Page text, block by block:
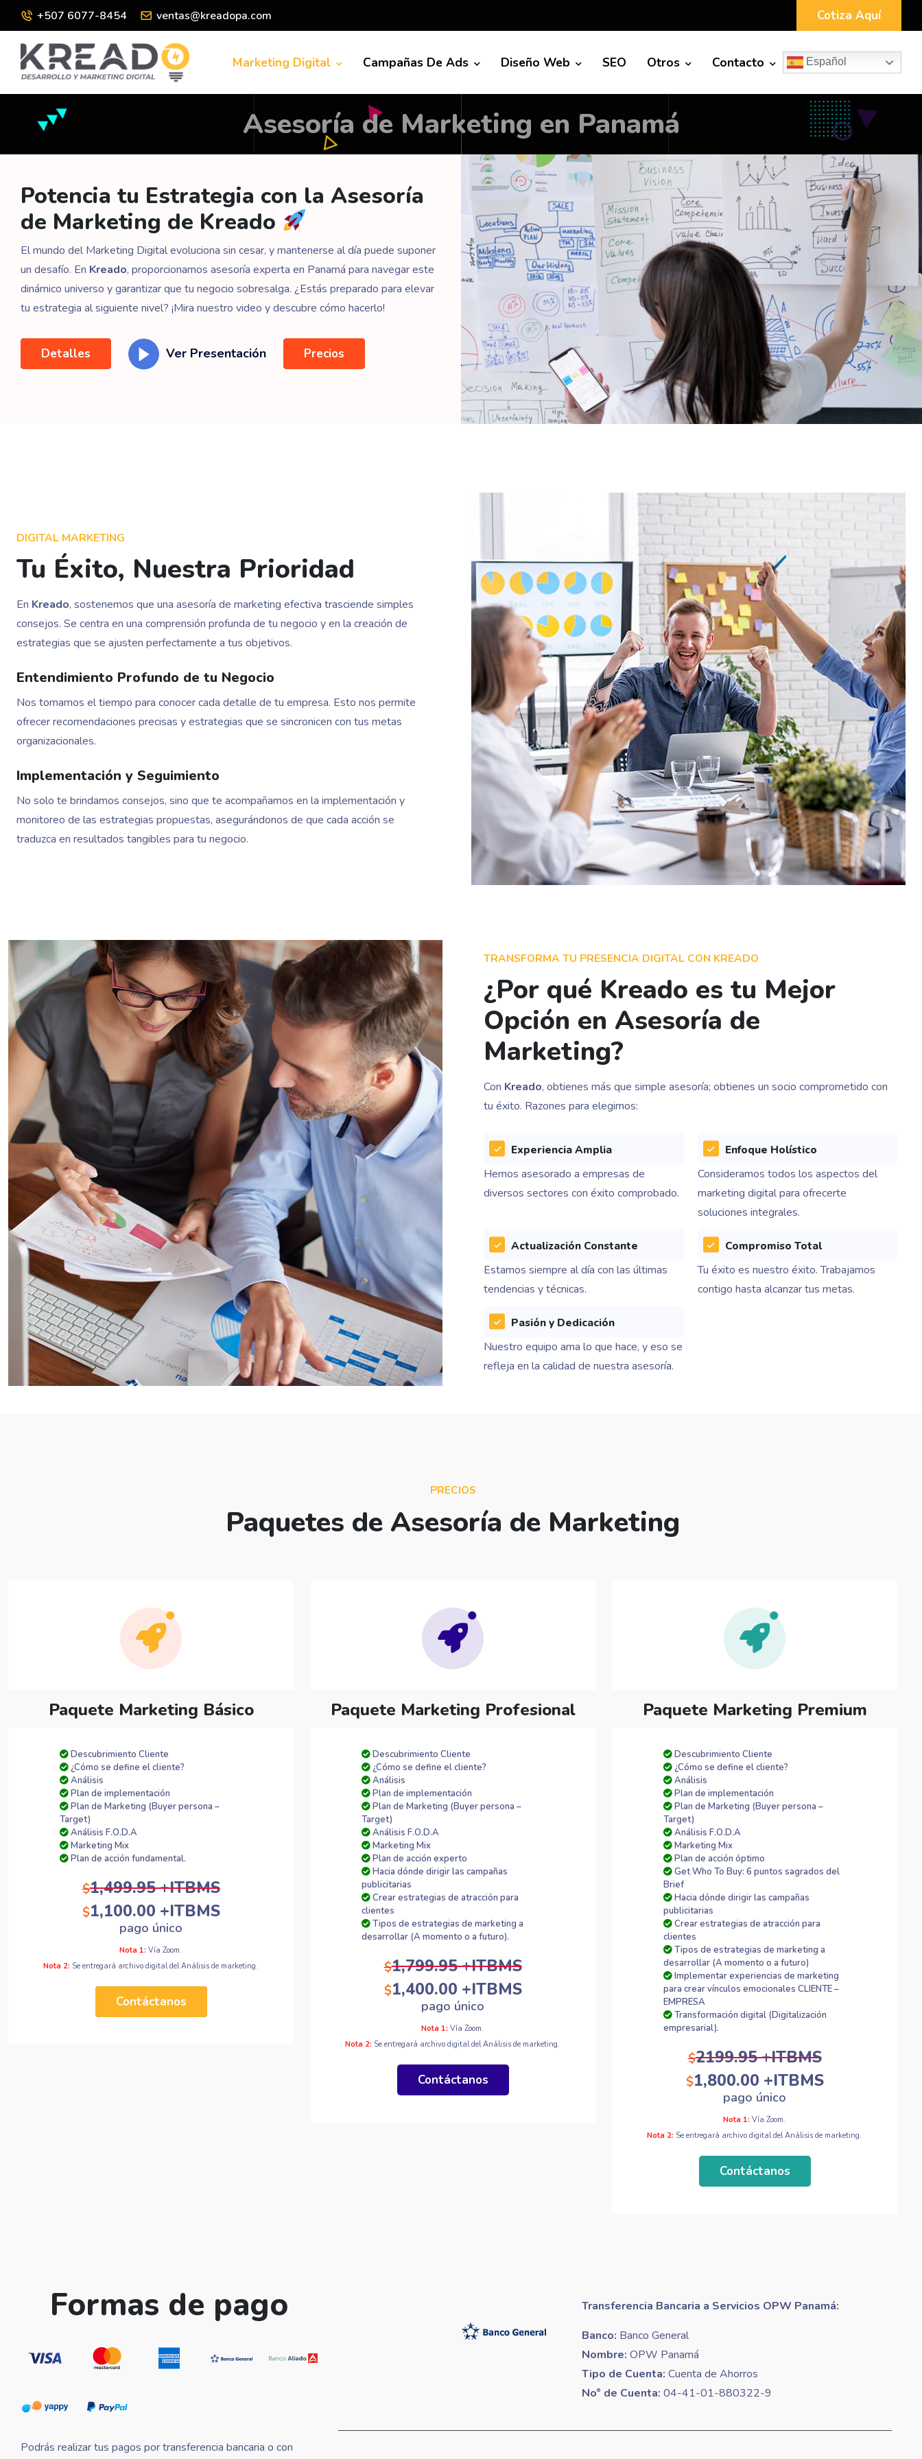
+507 6077-8454 ventas@kreadopa.com Cotiza Aquí
Marketing Digital Campañas De Ads Diseño Web SEO Otros Contacto Español
Asesoría de Marketing en Panamá
Potencia tu Estrategia con la Asesoría
de Marketing de Kreado
El mundo del Marketing Digital evoluciona sin cesar, y mantenerse al día puede suponer
un desafío. En Kreado, proporcionamos asesoría experta en Panamá para navegar este
dinámico universo y garantizar que tu negocio sobresalga. ¿Estás preparado para elevar
tu estrategia al siguiente nivel? ¡Mira nuestro video y descubre cómo hacerlo!
Detalles Ver Presentación Precios
DIGITAL MARKETING
Tu Éxito, Nuestra Prioridad
En Kreado, sostenemos que una asesoría de marketing efectiva trasciende simples
consejos. Se centra en una comprensión profunda de tu negocio y en la creación de
estrategias que se ajusten perfectamente a tus objetivos.
Entendimiento Profundo de tu Negocio
Nos tomamos el tiempo para conocer cada detalle de tu empresa. Esto nos permite
ofrecer recomendaciones precisas y estrategias que se sincronicen con tus metas
organizacionales.
Implementación y Seguimiento
No solo te brindamos consejos, sino que te acompañamos en la implementación y
monitoreo de las estrategias propuestas, asegurándonos de que cada acción se
traduzca en resultados tangibles para tu negocio.
TRANSFORMA TU PRESENCIA DIGITAL CON KREADO
¿Por qué Kreado es tu Mejor
Opción en Asesoría de
Marketing?
Con Kreado, obtienes más que simple asesoría; obtienes un socio comprometido con
tu éxito. Razones para elegirnos:
Experiencia Amplia
Hemos asesorado a empresas de
diversos sectores con éxito comprobado.
Enfoque Holístico
Consideramos todos los aspectos del
marketing digital para ofrecerte
soluciones integrales.
Actualización Constante
Estamos siempre al día con las últimas
tendencias y técnicas.
Compromiso Total
Tu éxito es nuestro éxito. Trabajamos
contigo hasta alcanzar tus metas.
Pasión y Dedicación
Nuestro equipo ama lo que hace, y eso se
refleja en la calidad de nuestra asesoría.
PRECIOS
Paquetes de Asesoría de Marketing
Paquete Marketing Básico
Descubrimiento Cliente
¿Cómo se define el cliente?
Análisis
Plan de implementación
Plan de Marketing (Buyer persona –
Target)
Análisis F.O.D.A
Marketing Mix
Plan de acción fundamental.
$1,499.95 +ITBMS
$1,100.00 +ITBMS
pago único
Nota 1: Vía Zoom.
Nota 2: Se entregará archivo digital del Análisis de marketing.
Contáctanos
Paquete Marketing Profesional
Descubrimiento Cliente
¿Cómo se define el cliente?
Análisis
Plan de implementación
Plan de Marketing (Buyer persona –
Target)
Análisis F.O.D.A
Marketing Mix
Plan de acción experto
Hacia dónde dirigir las campañas
publicitarias
Crear estrategias de atracción para
clientes
Tipos de estrategias de marketing a
desarrollar (A momento o a futuro).
$1,799.95 +ITBMS
$1,400.00 +ITBMS
pago único
Nota 1: Vía Zoom.
Nota 2: Se entregará archivo digital del Análisis de marketing.
Contáctanos
Paquete Marketing Premium
Descubrimiento Cliente
¿Cómo se define el cliente?
Análisis
Plan de implementación
Plan de Marketing (Buyer persona –
Target)
Análisis F.O.D.A
Marketing Mix
Plan de acción óptimo
Get Who To Buy: 6 puntos sagrados del
Brief
Hacia dónde dirigir las campañas
publicitarias
Crear estrategias de atracción para
clientes
Tipos de estrategias de marketing a
desarrollar (A momento o a futuro)
Implementar experiencias de marketing
para crear vínculos emocionales CLIENTE –
EMPRESA
Transformación digital (Digitalización
empresarial).
$2199.95 +ITBMS
$1,800.00 +ITBMS
pago único
Nota 1: Vía Zoom.
Nota 2: Se entregará archivo digital del Análisis de marketing.
Contáctanos
Formas de pago
Podrás realizar tus pagos por transferencia bancaria o con
Transferencia Bancaria a Servicios OPW Panamá:
Banco: Banco General
Nombre: OPW Panamá
Tipo de Cuenta: Cuenta de Ahorros
No° de Cuenta: 04-41-01-880322-9